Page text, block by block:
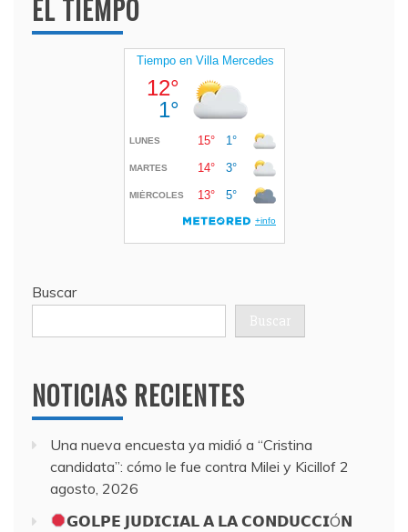
EL TIEMPO
Buscar
Buscar
NOTICIAS RECIENTES
Una nueva encuesta ya midió a “Cristina
candidata”: cómo le fue contra Milei y Kicillof 2
agosto, 2026
𝗚𝗢𝗟𝗣𝗘 𝗝𝗨𝗗𝗜𝗖𝗜𝗔𝗟 𝗔 𝗟𝗔 𝗖𝗢𝗡𝗗𝗨𝗖𝗖𝗜Ó𝗡